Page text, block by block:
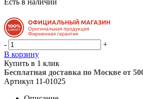
-
+
В корзину
Купить в 1 клик
Бесплатная доставка по Москве от
Артикул 11-01025